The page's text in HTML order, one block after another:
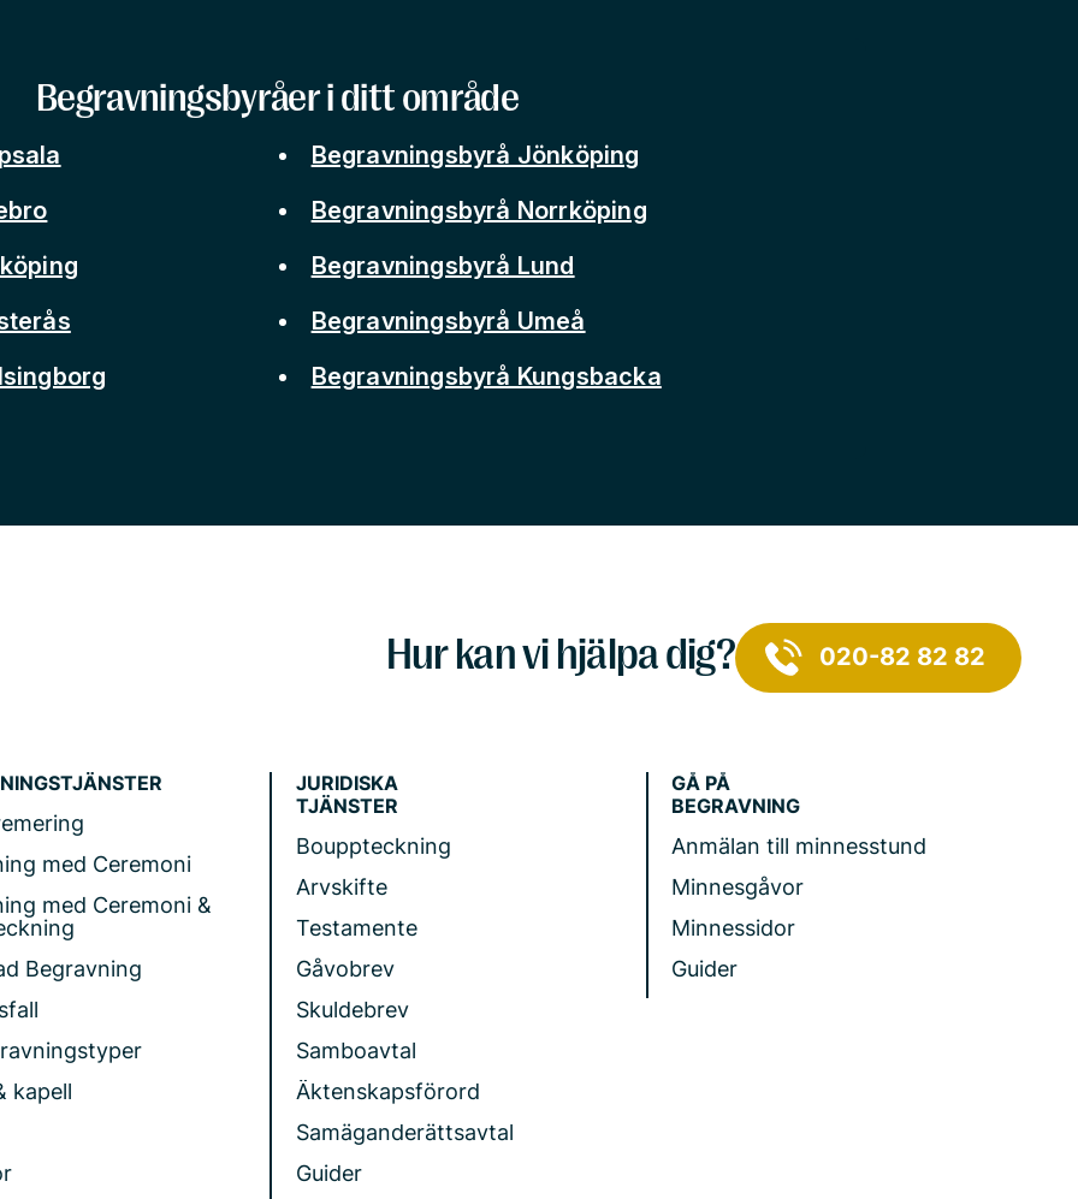
Begravningsbyråer i ditt område
Begravningsbyrå Jönköping
Begravningsbyrå Norrköping
Begravningsbyrå Lund
Begravningsbyrå Umeå
Begravningsbyrå Kungsbacka
Hur kan vi hjälpa dig? 020-82 82 82
med Ceremoni
med Ceremoni &
Begravning
kapell
JURIDISKA
TJÄNSTER
Bouppteckning
Arvskifte
Testamente
Gåvobrev
Skuldebrev
Samboavtal
Äktenskapsförord
Samäganderättsavtal
Guider
GÅ PÅ
BEGRAVNING
Anmälan till minnesstund
Minnesgåvor
Minnessidor
Guider